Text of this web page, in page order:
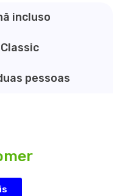
incluso
pessoas